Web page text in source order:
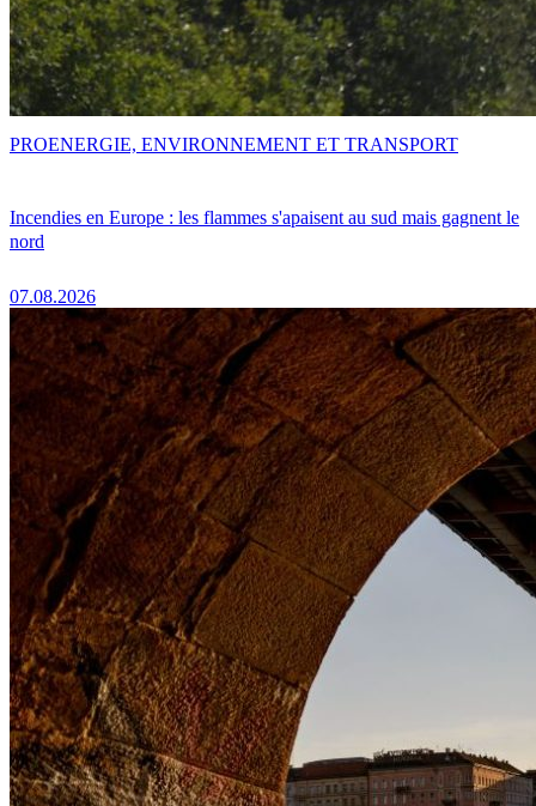
Incendies en Europe : les flammes s'apaisent au sud mais gagnent le
nord
07.08.2026
PROENERGIE, ENVIRONNEMENT ET TRANSPORT